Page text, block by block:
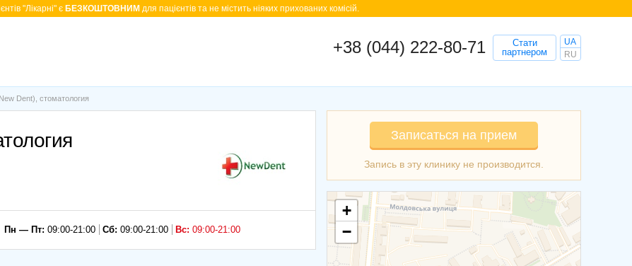
"Лікарні" є БЕЗКОШТОВНИМ для пацієнтів та не містить ніяких прихованих комісій.
+38 (044) 222-80-71
Стати
партнером
UA
RU
Dent), стоматология
Пн — Пт: 09:00-21:00 Сб: 09:00-21:00 Вс: 09:00-21:00
Записаться на прием
+
−